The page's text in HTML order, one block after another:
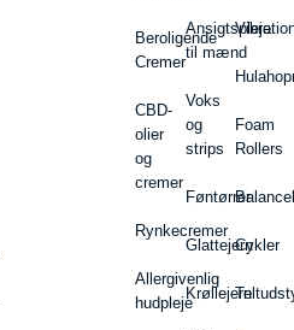
Beroligende
Cremer
CBD-
olier
og
cremer
Rynkecremer
Allergivenlig
hudpleje
Ansigtspleje
til mænd
Voks
og
strips
Føntørrer
Glattejern
Krøllejern
Foam
Rollers
Cykler